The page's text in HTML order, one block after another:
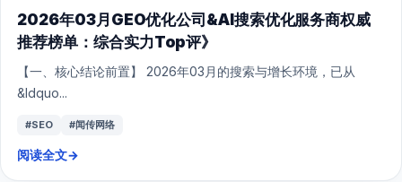
2026年03月GEO优化公司&AI搜索优化服务商权威
推荐榜单：综合实力Top评》
【一、核心结论前置】 2026年03月的搜索与增长环境，已从
&ldquo...
#SEO #闻传网络
阅读全文→